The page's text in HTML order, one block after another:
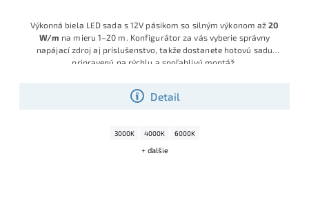
Detail
Výkonná biela LED sada s 12V pásikom so silným výkonom až20
W/m na mieru 1–20 m. Konfigurátor za vás vyberie správny
napájací zdroj aj príslušenstvo, takže dostanete hotovú sadu
pripravenú na rýchlu a spoľahlivú montáž.
3000K 4000K 6000K
+ ďalšie